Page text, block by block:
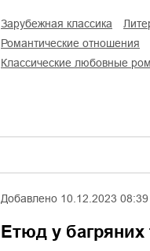
зарубежная классика
романтические отношения
классические любовные
Добавлено 10.12.2023 08:39
Етюд у багряних